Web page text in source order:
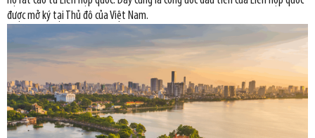
được mở ký tại Thủ đô của Việt Nam.